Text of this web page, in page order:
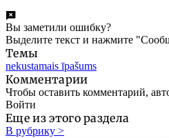
Вы заметили ошибку?
Выделите текст и нажмите
Темы
nekustamais īpašums
Комментарии
Чтобы оставить комментарий,
Войти
Еще из этого раздела
В рубрику >